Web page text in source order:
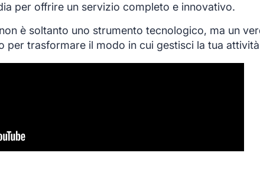
per offrire un servizio completo e innovativo.
è soltanto uno strumento tecnologico, ma un
per trasformare il modo in cui gestisci la tua